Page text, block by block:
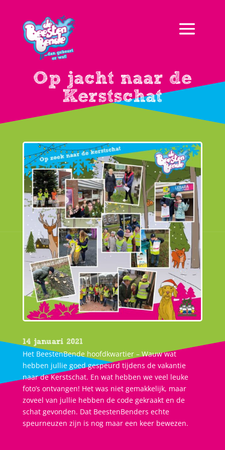
Op jacht naar de
Kerstschat
14 januari 2021
Het BeestenBende hoofdkwartier – Wauw wat
hebben jullie goed gespeurd tijdens de vakantie
naar de Kerstschat. En wat hebben we veel leuke
foto’s ontvangen! Het was niet gemakkelijk, maar
zoveel van jullie hebben de code gekraakt en de
schat gevonden. Dat BeestenBenders echte
speurneuzen zijn is nog maar een keer bewezen.